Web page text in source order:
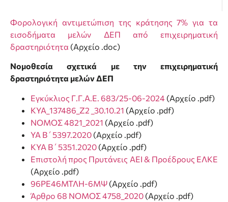
Φορολογική αντιμετώπιση της κράτησης 7% για τα
εισοδήματα μελών ΔΕΠ από επιχειρηματική
δραστηριότητα (Αρχείο .doc)
Νομοθεσία σχετικά με την επιχειρηματική
δραστηριότητα μελών ΔΕΠ
Εγκύκλιος Γ.Γ.Α.Ε. 683/25-06-2024 (Αρχείο .pdf)
ΚΥΑ_137486_Ζ2 _30.10.21 (Αρχείο .pdf)
ΝΟΜΟΣ 4821_2021 (Αρχείο .pdf)
ΥΑ Β΄5397.2020 (Αρχείο .pdf)
ΚΥΑ Β΄5351.2020 (Αρχείο .pdf)
Επιστολή προς Πρυτάνεις ΑΕΙ & Προέδρους ΕΛΚΕ
(Αρχείο .pdf)
96ΡΕ46ΜΤΛΗ-6ΜΨ (Αρχείο .pdf)
Άρθρο 68 ΝΟΜΟΣ 4758_2020 (Αρχείο .pdf)